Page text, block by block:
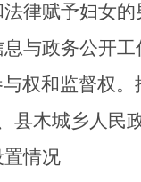
法律赋予妇女
息与政务公开
权和监督权
县木城乡人民
置情况